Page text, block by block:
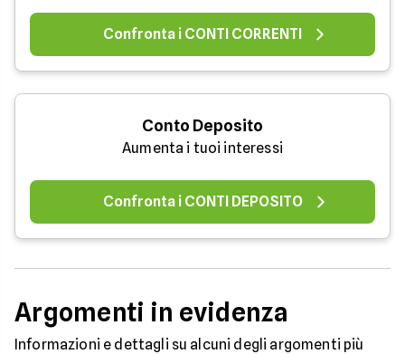
Confronta i CONTI CORRENTI
Conto Deposito
Aumenta i tuoi interessi
Confronta i CONTI DEPOSITO
Argomenti in evidenza
Informazioni e dettagli su alcuni degli argomenti più